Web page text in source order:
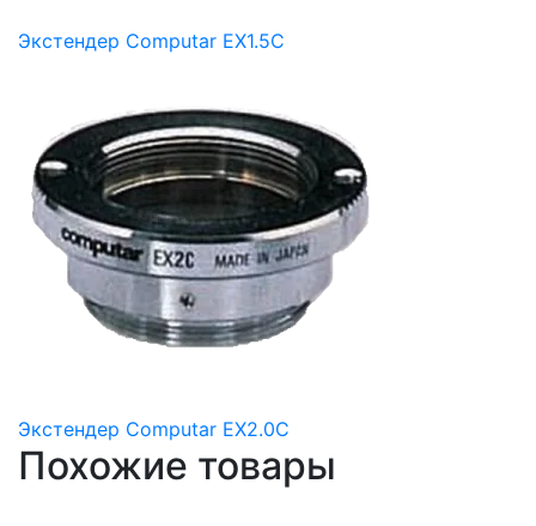
Экстендер Computar EX1.5C
Экстендер Computar EX2.0C
Похожие товары